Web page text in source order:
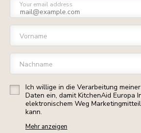
Your email address
Vorname
Nachname
Ich willige in die Verarbeitung
Daten ein, damit KitchenAid Europa
elektronischem Weg
kann.
Mehr anzeigen